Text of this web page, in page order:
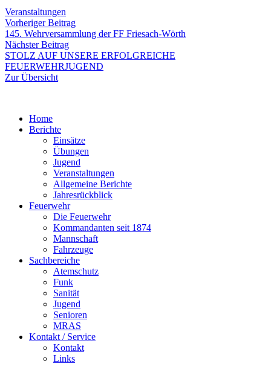
Veranstaltungen
Beitragsnavigation
Vorheriger BeitragVorheriger
Beitrag:
145. Wehrversammlung der FF Friesach-Wörth
Nächster BeitragNächster
Beitrag:
STOLZ AUF UNSERE ERFOLGREICHE
FEUERWEHRJUGEND
Zur Übersicht
Home
Berichte
Einsätze
Übungen
Jugend
Veranstaltungen
Allgemeine Berichte
Jahresrückblick
Feuerwehr
Die Feuerwehr
Kommandanten seit 1874
Mannschaft
Fahrzeuge
Sachbereiche
Atemschutz
Funk
Sanität
Jugend
Senioren
MRAS
Kontakt / Service
Kontakt
Links